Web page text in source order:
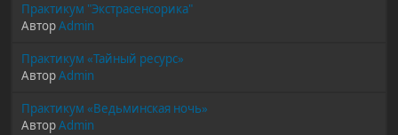
Практикум "Экстрасенсорика"
АвторAdmin
Практикум «Тайный ресурс»
АвторAdmin
Практикум «Ведьминская ночь»
АвторAdmin